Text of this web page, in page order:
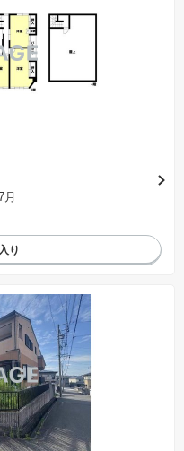
月